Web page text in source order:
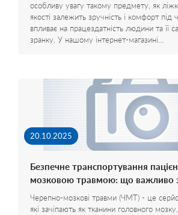
особливу увагу такому предмету, як
якості залежить зручність і комфорт під
впливає на працездатність людини та її
зранку. У нашому інтернет-магазині…
20.10.2025
Безпечне транспортування
мозковою травмою: що важливо
Черепно-мозкові травми (ЧМТ) - це
які зачіпають як тканини головного